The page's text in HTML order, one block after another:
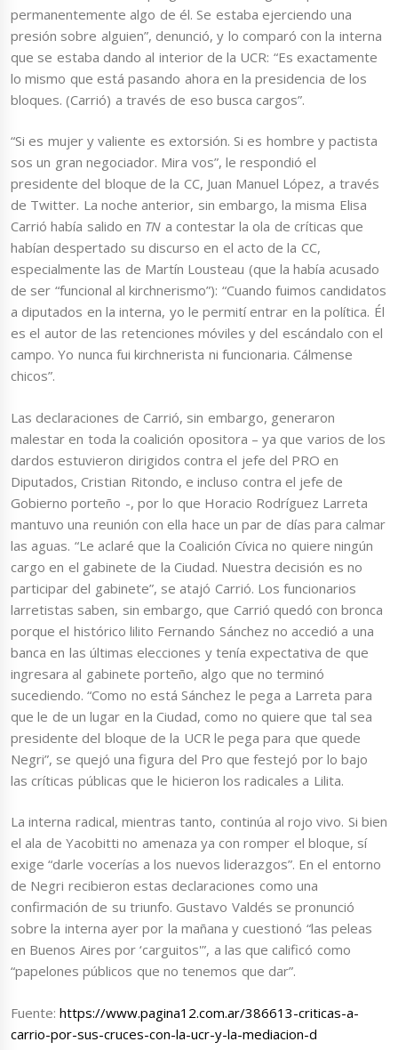
permanentemente algo de él. Se estaba ejerciendo una
presión sobre alguien”, denunció, y lo comparó con la interna
que se estaba dando al interior de la UCR: “Es exactamente
lo mismo que está pasando ahora en la presidencia de los
bloques. (Carrió) a través de eso busca cargos”.
“Si es mujer y valiente es extorsión. Si es hombre y pactista
sos un gran negociador. Mira vos”, le respondió el
presidente del bloque de la CC, Juan Manuel López, a través
de Twitter. La noche anterior, sin embargo, la misma Elisa
Carrió había salido en TN a contestar la ola de críticas que
habían despertado su discurso en el acto de la CC,
especialmente las de Martín Lousteau (que la había acusado
de ser “funcional al kirchnerismo”): “Cuando fuimos candidatos
a diputados en la interna, yo le permití entrar en la política. Él
es el autor de las retenciones móviles y del escándalo con el
campo. Yo nunca fui kirchnerista ni funcionaria. Cálmense
chicos”.
Las declaraciones de Carrió, sin embargo, generaron
malestar en toda la coalición opositora – ya que varios de los
dardos estuvieron dirigidos contra el jefe del PRO en
Diputados, Cristian Ritondo, e incluso contra el jefe de
Gobierno porteño -, por lo que Horacio Rodríguez Larreta
mantuvo una reunión con ella hace un par de días para calmar
las aguas. “Le aclaré que la Coalición Cívica no quiere ningún
cargo en el gabinete de la Ciudad. Nuestra decisión es no
participar del gabinete”, se atajó Carrió. Los funcionarios
larretistas saben, sin embargo, que Carrió quedó con bronca
porque el histórico lilito Fernando Sánchez no accedió a una
banca en las últimas elecciones y tenía expectativa de que
ingresara al gabinete porteño, algo que no terminó
sucediendo. “Como no está Sánchez le pega a Larreta para
que le de un lugar en la Ciudad, como no quiere que tal sea
presidente del bloque de la UCR le pega para que quede
Negri”, se quejó una figura del Pro que festejó por lo bajo
las críticas públicas que le hicieron los radicales a Lilita.
La interna radical, mientras tanto, continúa al rojo vivo. Si bien
el ala de Yacobitti no amenaza ya con romper el bloque, sí
exige “darle vocerías a los nuevos liderazgos”. En el entorno
de Negri recibieron estas declaraciones como una
confirmación de su triunfo. Gustavo Valdés se pronunció
sobre la interna ayer por la mañana y cuestionó “las peleas
en Buenos Aires por ‘carguitos'”, a las que calificó como
“papelones públicos que no tenemos que dar”.
Fuente:https://www.pagina12.com.ar/386613-criticas-a-
carrio-por-sus-cruces-con-la-ucr-y-la-mediacion-d